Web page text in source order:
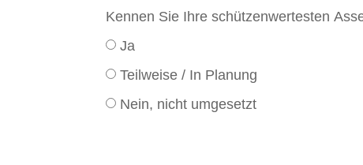
Kennen Sie Ihre schützenwertesten
Ja
Teilweise / In Planung
Nein, nicht umgesetzt